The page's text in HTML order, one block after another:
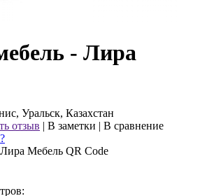
- Лира
Уральск, Казахстан
отзыв | В заметки | В сравнение